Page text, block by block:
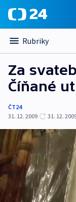
Rubriky
Za
Číňané
ČT24
31. 12. 2009
31. 12.